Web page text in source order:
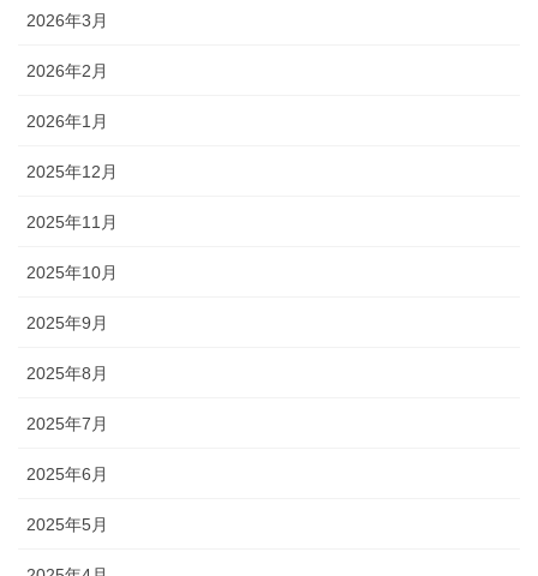
2026年3月
2026年2月
2026年1月
2025年12月
2025年11月
2025年10月
2025年9月
2025年8月
2025年7月
2025年6月
2025年5月